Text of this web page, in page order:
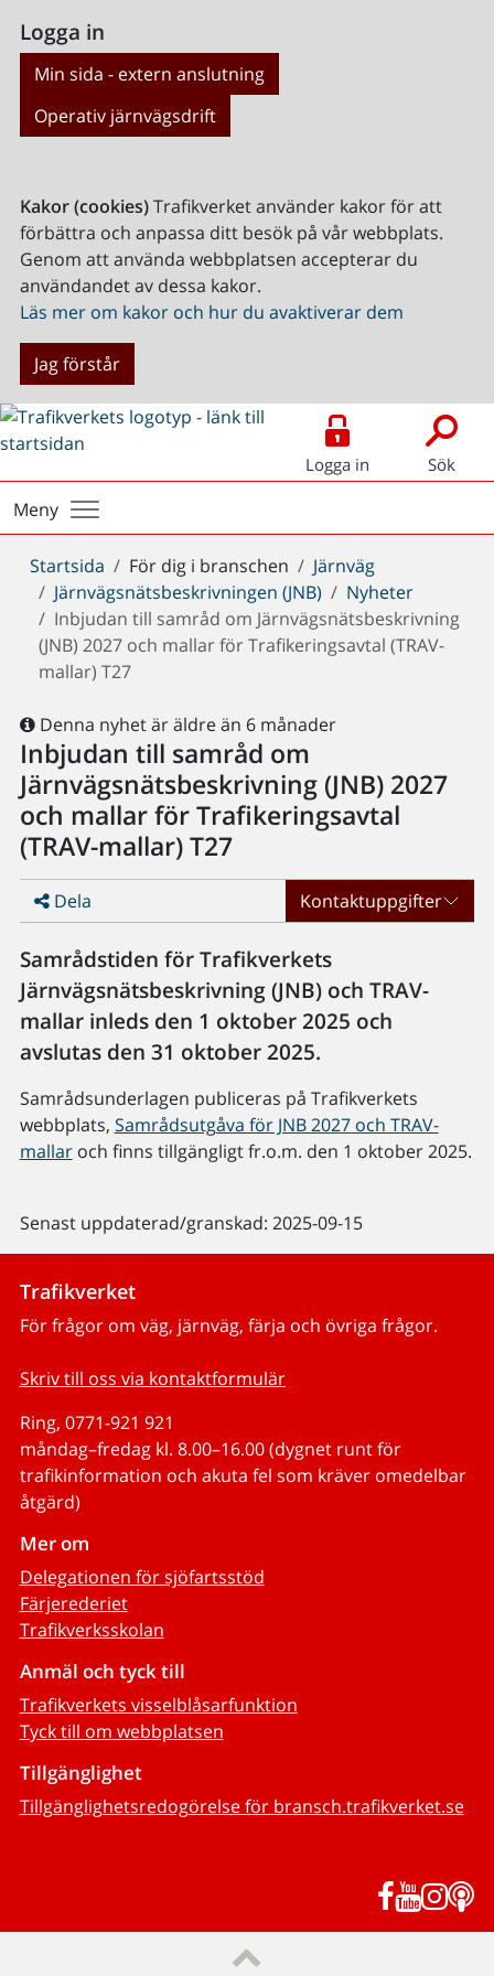
Logga in
Min sida - extern anslutning
Operativ järnvägsdrift
Kakor (cookies)Trafikverket använder kakor för att
förbättra och anpassa ditt besök på vår webbplats.
Genom att använda webbplatsen accepterar du
användandet av dessa kakor.
Läs mer om kakor och hur du avaktiverar dem
Jag förstår
Logga in Sök
Meny
Du
är
här:
Startsida För dig i branschen
Järnväg
Järnvägsnätsbeskrivningen (JNB)
Nyheter
Inbjudan till samråd om Järnvägsnätsbeskrivning
(JNB) 2027 och mallar för Trafikeringsavtal (TRAV-
mallar) T27
Denna nyhet är äldre än 6 månader
Inbjudan till samråd om
Järnvägsnätsbeskrivning (JNB) 2027
och mallar för Trafikeringsavtal
(TRAV-mallar) T27
Dela Kontaktuppgifter
Samrådstiden för Trafikverkets
Järnvägsnätsbeskrivning (JNB) och TRAV-
mallar inleds den 1 oktober 2025 och
avslutas den 31 oktober 2025.
Samrådsunderlagen publiceras på Trafikverkets
webbplats, Samrådsutgåva för JNB 2027 och TRAV-
mallaroch finns tillgängligt fr.o.m. den 1 oktober 2025.
Senast uppdaterad/granskad: 2025-09-15
Trafikverket
För frågor om väg, järnväg, färja och övriga frågor.
Skriv till oss via kontaktformulär
Ring, 0771-921 921
måndag–fredag kl. 8.00–16.00 (dygnet runt för
trafikinformation och akuta fel som kräver omedelbar
åtgärd)
Mer om
Delegationen för sjöfartsstöd
Färjerederiet
Trafikverksskolan
Anmäl och tyck till
Trafikverkets visselblåsarfunktion
Tyck till om webbplatsen
Tillgänglighet
Tillgänglighetsredogörelse för bransch.trafikverket.se
Facebook
YouTube